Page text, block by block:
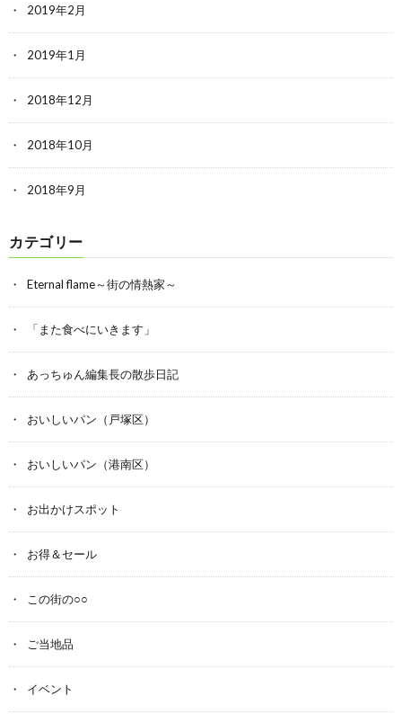
2019年2月
2019年1月
2018年12月
2018年10月
2018年9月
カテゴリー
Eternal flame～街の情熱家～
「また食べにいきます」
あっちゅん編集長の散歩日記
おいしいパン（戸塚区）
おいしいパン（港南区）
お出かけスポット
お得＆セール
この街の○○
ご当地品
イベント